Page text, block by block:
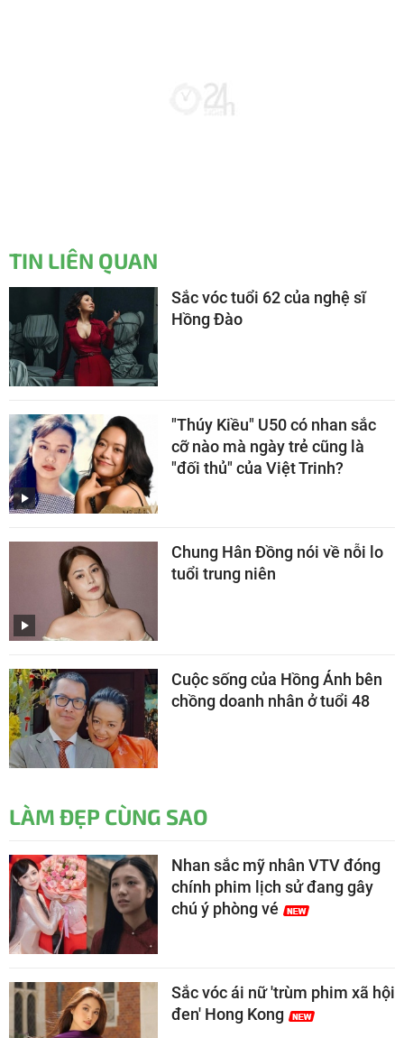
TIN LIÊN QUAN
Sắc vóc tuổi 62 của nghệ sĩ
Hồng Đào
"Thúy Kiều" U50 có nhan sắc
cỡ nào mà ngày trẻ cũng là
"đối thủ" của Việt Trinh?
Chung Hân Đồng nói về nỗi lo
tuổi trung niên
Cuộc sống của Hồng Ánh bên
chồng doanh nhân ở tuổi 48
LÀM ĐẸP CÙNG SAO
Nhan sắc mỹ nhân VTV đóng
chính phim lịch sử đang gây
chú ý phòng vé
Sắc vóc ái nữ 'trùm phim xã hội
đen' Hong Kong